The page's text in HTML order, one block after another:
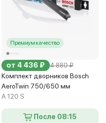
Премиум качество
от 4 436 ₽ 4 880 ₽
Комплект дворников Bosch
AeroTwin 750/650 мм
A 120 S
После 08:15